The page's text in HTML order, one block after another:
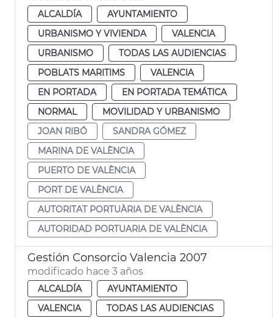
ALCALDÍA
AYUNTAMIENTO
URBANISMO Y VIVIENDA
VALENCIA
URBANISMO
TODAS LAS AUDIENCIAS
POBLATS MARITIMS
VALENCIA
EN PORTADA
EN PORTADA TEMÁTICA
NORMAL
MOVILIDAD Y URBANISMO
JOAN RIBÓ
SANDRA GÓMEZ
MARINA DE VALÈNCIA
PUERTO DE VALÈNCIA
PORT DE VALÈNCIA
AUTORITAT PORTUÀRIA DE VALÈNCIA
AUTORIDAD PORTUARIA DE VALÈNCIA
Gestión Consorcio Valencia 2007
modificado hace 3 años
ALCALDÍA
AYUNTAMIENTO
VALENCIA
TODAS LAS AUDIENCIAS